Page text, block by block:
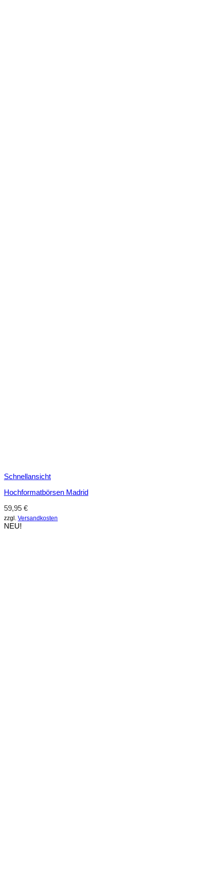
Schnellansicht
Hochformatbörsen Madrid
59,95 €
zzgl. Versandkosten
NEU!